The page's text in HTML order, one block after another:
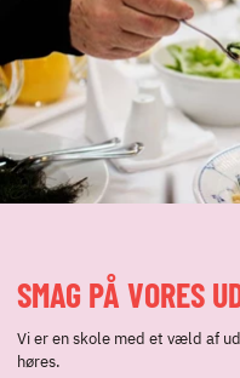
SMAG PÅ VORES
Vi er en skole med et væld af
høres.